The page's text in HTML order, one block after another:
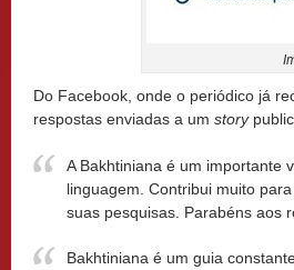
Do Facebook, onde o periódico já
respostas enviadas a um story
A Bakhtiniana é um importante
linguagem. Contribui muito
suas pesquisas. Parabéns aos
Bakhtiniana é um guia